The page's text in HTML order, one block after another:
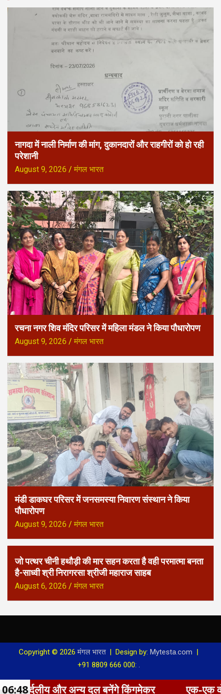
नागदा में नाली निर्माण की मांग, दुकानदारों और राहगीरों को हो रही
परेशानी
August 9, 2026 मंगल भारत
रचना नगर शिव मंदिर परिसर में महिला मंडल ने किया पौधारोपण
August 9, 2026 मंगल भारत
मंडी डाकघर परिसर में जनसमस्या निवारण संस्थान ने किया
पौधारोपण
August 9, 2026 मंगल भारत
जो पत्थर चीनी हथौड़ी की मार सहन करता है वही परमात्मा बनता
है-साध्वी श्री निरागरसा श्रीजी महाराज साहब
August 6, 2026 मंगल भारत
Copyright © 2026मंगल भारत Design by: Mytesta.com
+91 8809 666 000: .
और अन्य दल बनेंगे किंगमेकर एक-एक वोट का…
06:48